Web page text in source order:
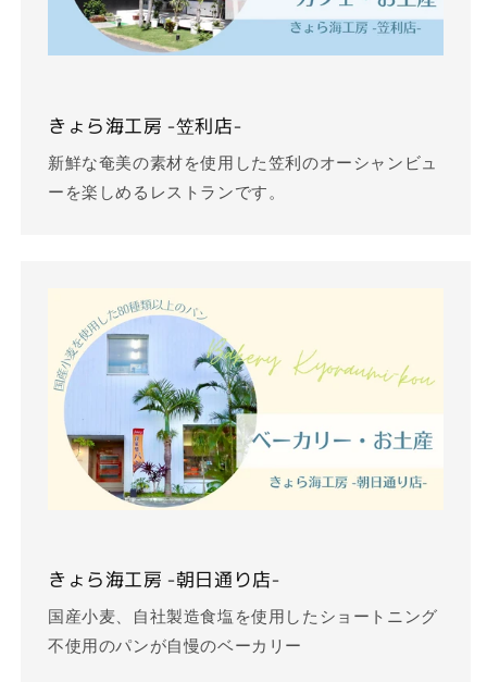
きょら海工房 -笠利店-
新鮮な奄美の素材を使用した笠利のオーシャンビュ
ーを楽しめるレストランです。
きょら海工房 -朝日通り店-
国産小麦、自社製造食塩を使用したショートニング
不使用のパンが自慢のベーカリー